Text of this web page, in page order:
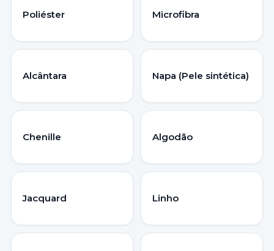
Poliéster Microfibra
Alcântara Napa (Pele sintética)
Chenille Algodão
Jacquard Linho